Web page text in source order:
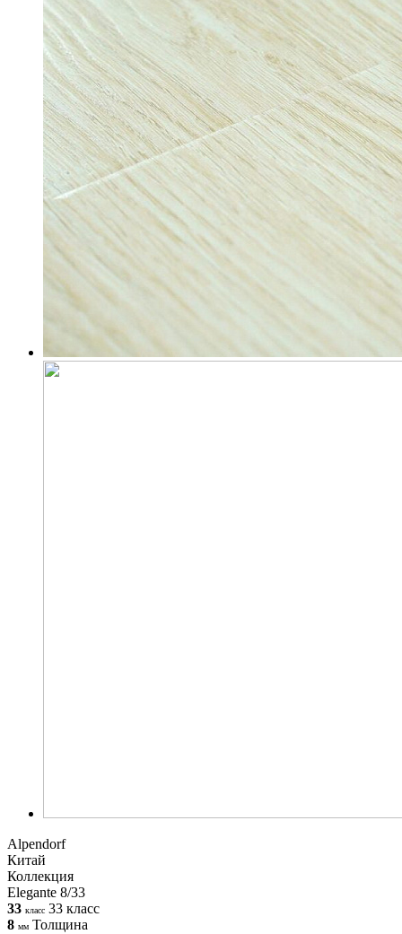
Alpendorf
Китай
Коллекция
Elegante 8/33
33 класс 33 класс
8 мм Толщина